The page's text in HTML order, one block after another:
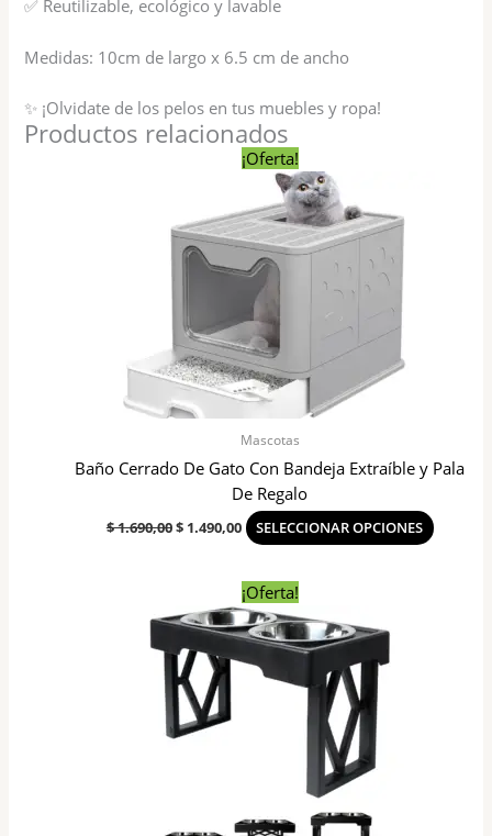
✅ Reutilizable, ecológico y lavable
Medidas: 10cm de largo x 6.5 cm de ancho
✨ ¡Olvidate de los pelos en tus muebles y ropa!
Productos relacionados
¡Oferta!
Mascotas
Baño Cerrado De Gato Con Bandeja Extraíble y Pala
De Regalo
$1.690,00
$ 1.690,00.
$1.490,00
El
precio
actual
es:
$ 1.490,00.
SELECCIONAR OPCIONES
página
¡Oferta!
precio
original
$ 1.190,00.
El
precio
actual
es:
$ 950,00.